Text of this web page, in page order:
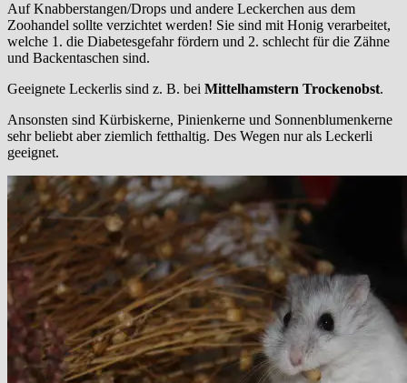
Auf Knabberstangen/Drops und andere Leckerchen aus dem
Zoohandel sollte verzichtet werden! Sie sind mit Honig verarbeitet,
welche 1. die Diabetesgefahr fördern und 2. schlecht für die Zähne
und Backentaschen sind.
Geeignete Leckerlis sind z. B. bei Mittelhamstern Trockenobst.
Ansonsten sind Kürbiskerne, Pinienkerne und Sonnenblumenkerne
sehr beliebt aber ziemlich fetthaltig. Des Wegen nur als Leckerli
geeignet.